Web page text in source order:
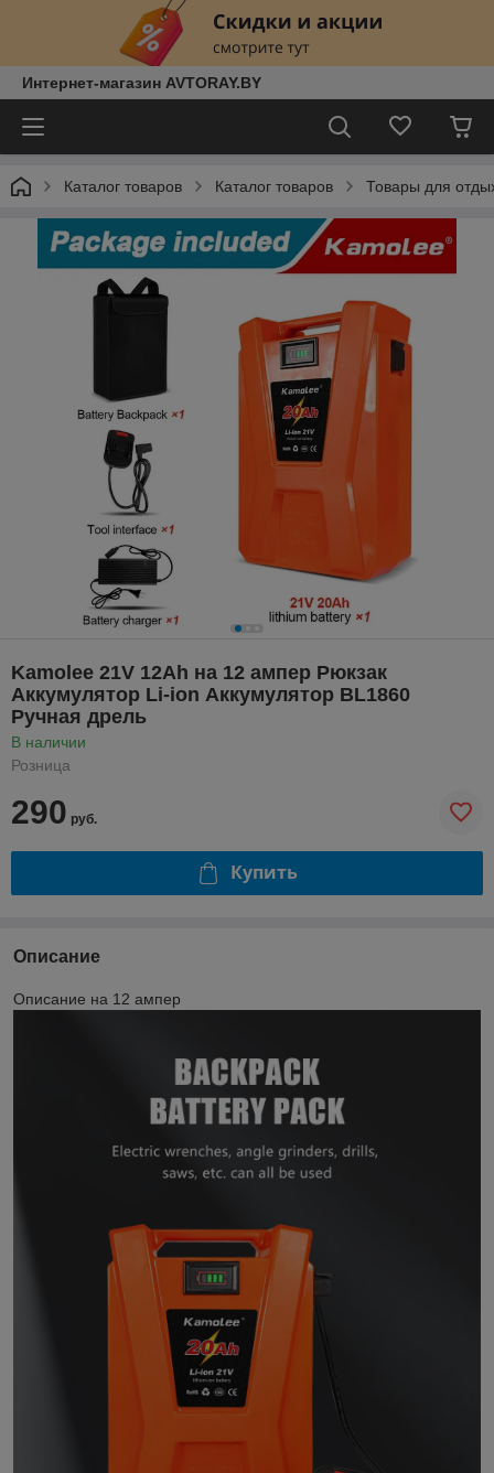
Интернет-магазин AVTORAY.BY
Каталог товаров Каталог товаров Товары для
Kamolee 21V 12Ah на 12 ампер Рюкзак
Аккумулятор Li-ion Аккумулятор BL1860
Ручная дрель
В наличии
Розница
290 руб.
Купить
Описание
Описание на 12 ампер